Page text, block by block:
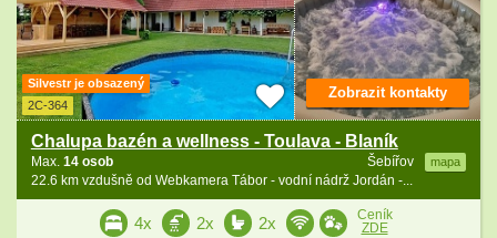
Silvestr je obsazený
2C-364
Chalupa bazén a wellness - Toulava - Blaník
Šebířov mapa
Max. 14 osob
22.6 km vzdušně od Webkamera Tábor - vodní nádrž Jordán -...
Zobrazit kontakty
4x 2x 2x
Ceník
ZDE